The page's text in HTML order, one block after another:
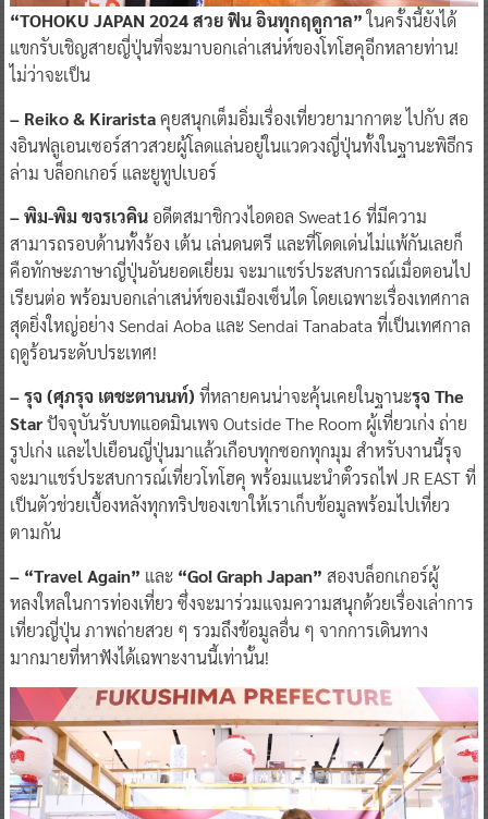
“TOHOKU JAPAN 2024 สวย ฟิน อินทุกฤดูกาล”ในครั้งนี้ยังได้
แขกรับเชิญสายญี่ปุ่นที่จะมาบอกเล่าเสน่ห์ของโทโฮคุอีกหลายท่าน!
ไม่ว่าจะเป็น
– Reiko & Kiraristaคุยสนุกเต็มอิ่มเรื่องเที่ยวยามากาตะ ไปกับ สอ
งอินฟลูเอนเซอร์สาวสวยผู้โลดแล่นอยู่ในแวดวงญี่ปุ่นทั้งในฐานะพิธีกร
ล่าม บล็อกเกอร์ และยูทูปเบอร์
– พิม-พิม ขจรเวคินอดีตสมาชิกวงไอดอล Sweat16 ที่มีความ
สามารถรอบด้านทั้งร้อง เต้น เล่นดนตรี และที่โดดเด่นไม่แพ้กันเลยก็
คือทักษะภาษาญี่ปุ่นอันยอดเยี่ยม จะมาแชร์ประสบการณ์เมื่อตอนไป
เรียนต่อ พร้อมบอกเล่าเสน่ห์ของเมืองเซ็นได โดยเฉพาะเรื่องเทศกาล
สุดยิ่งใหญ่อย่าง Sendai Aoba และ Sendai Tanabata ที่เป็นเทศกาล
ฤดูร้อนระดับประเทศ!
– รุจ (ศุภรุจ เตชะตานนท์) ที่หลายคนน่าจะคุ้นเคยในฐานะรุจ The
Starปัจจุบันรับบทแอดมินเพจ Outside The Room ผู้เที่ยวเก่ง ถ่าย
รูปเก่ง และไปเยือนญี่ปุ่นมาแล้วเกือบทุกซอกทุกมุม สำหรับงานนี้รุจ
จะมาแชร์ประสบการณ์เที่ยวโทโฮคุ พร้อมแนะนำตั๋วรถไฟ JR EAST ที่
เป็นตัวช่วยเบื้องหลังทุกทริปของเขาให้เราเก็บข้อมูลพร้อมไปเที่ยว
ตามกัน
– “Travel Again” และ“Go! Graph Japan” สองบล็อกเกอร์ผู้
หลงใหลในการท่องเที่ยว ซึ่งจะมาร่วมแจมความสนุกด้วยเรื่องเล่าการ
เที่ยวญี่ปุ่น ภาพถ่ายสวย ๆ รวมถึงข้อมูลอื่น ๆ จากการเดินทาง
มากมายที่หาฟังได้เฉพาะงานนี้เท่านั้น!